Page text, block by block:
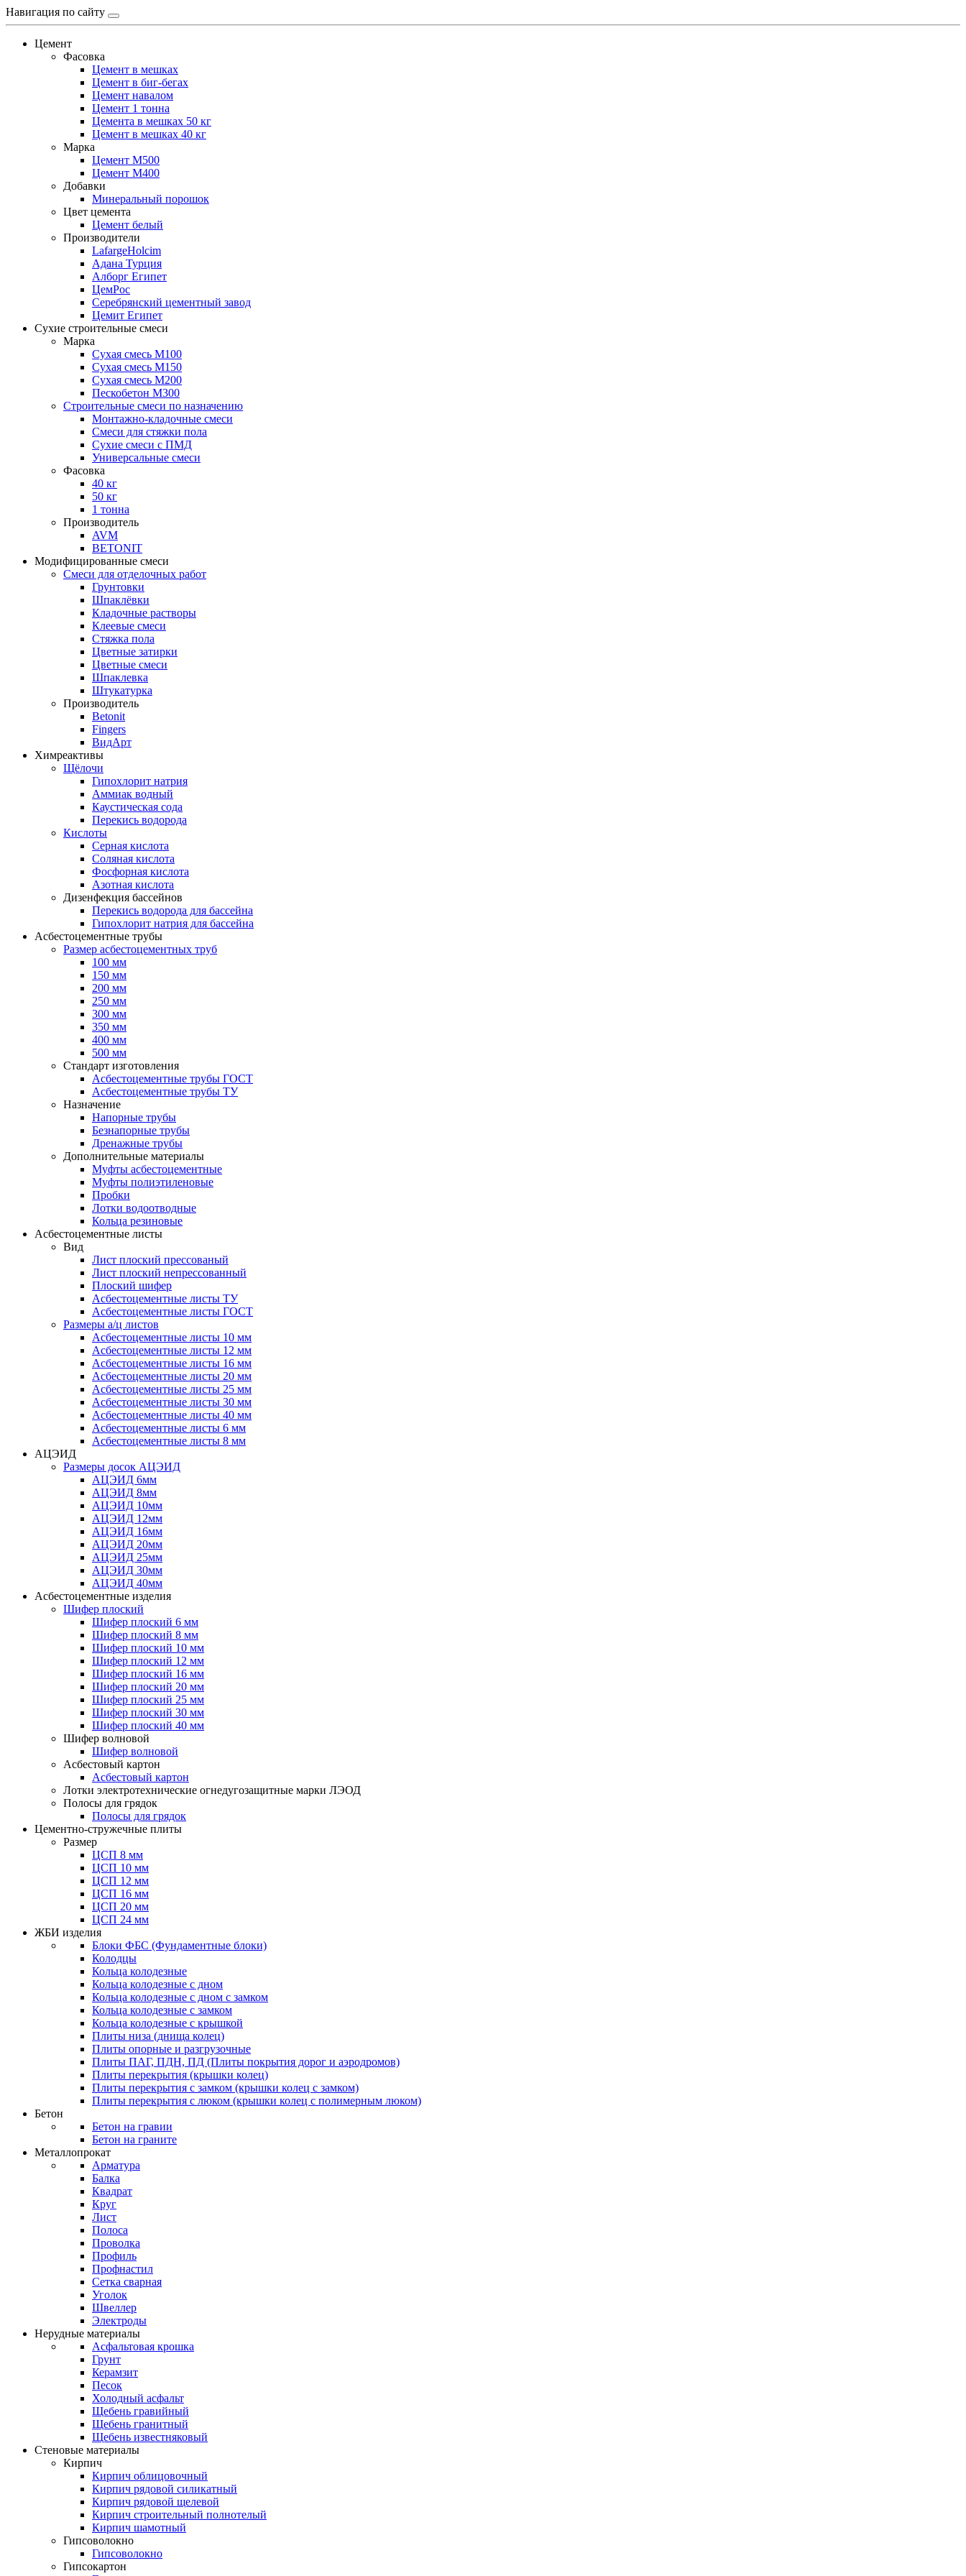
Навигация по сайту
Цемент
Фасовка
Цемент в мешках
Цемент в биг-бегах
Цемент навалом
Цемент 1 тонна
Цемента в мешках 50 кг
Цемент в мешках 40 кг
Марка
Цемент М500
Цемент М400
Добавки
Минеральный порошок
Цвет цемента
Цемент белый
Производители
LafargeHolcim
Адана Турция
Алборг Египет
ЦемРос
Серебрянский цементный завод
Цемит Египет
Сухие строительные смеси
Марка
Сухая смесь М100
Сухая смесь М150
Сухая смесь М200
Пескобетон М300
Строительные смеси по назначению
Монтажно-кладочные смеси
Смеси для стяжки пола
Сухие смеси с ПМД
Универсальные смеси
Фасовка
40 кг
50 кг
1 тонна
Производитель
AVM
BETONIT
Модифицированные смеси
Смеси для отделочных работ
Грунтовки
Шпаклёвки
Кладочные растворы
Клеевые смеси
Стяжка пола
Цветные затирки
Цветные смеси
Шпаклевка
Штукатурка
Производитель
Betonit
Fingers
ВидАрт
Химреактивы
Щёлочи
Гипохлорит натрия
Аммиак водный
Каустическая сода
Перекись водорода
Кислоты
Серная кислота
Соляная кислота
Фосфорная кислота
Азотная кислота
Дизенфекция бассейнов
Перекись водорода для бассейна
Гипохлорит натрия для бассейна
Асбестоцементные трубы
Размер асбестоцементных труб
100 мм
150 мм
200 мм
250 мм
300 мм
350 мм
400 мм
500 мм
Стандарт изготовления
Асбестоцементные трубы ГОСТ
Асбестоцементные трубы ТУ
Назначение
Напорные трубы
Безнапорные трубы
Дренажные трубы
Дополнительные материалы
Муфты асбестоцементные
Муфты полиэтиленовые
Пробки
Лотки водоотводные
Кольца резиновые
Асбестоцементные листы
Вид
Лист плоский прессованый
Лист плоский непрессованный
Плоский шифер
Асбестоцементные листы ТУ
Асбестоцементные листы ГОСТ
Размеры а/ц листов
Асбестоцементные листы 10 мм
Асбестоцементные листы 12 мм
Асбестоцементные листы 16 мм
Асбестоцементные листы 20 мм
Асбестоцементные листы 25 мм
Асбестоцементные листы 30 мм
Асбестоцементные листы 40 мм
Асбестоцементные листы 6 мм
Асбестоцементные листы 8 мм
АЦЭИД
Размеры досок АЦЭИД
АЦЭИД 6мм
АЦЭИД 8мм
АЦЭИД 10мм
АЦЭИД 12мм
АЦЭИД 16мм
АЦЭИД 20мм
АЦЭИД 25мм
АЦЭИД 30мм
АЦЭИД 40мм
Асбестоцементные изделия
Шифер плоский
Шифер плоский 6 мм
Шифер плоский 8 мм
Шифер плоский 10 мм
Шифер плоский 12 мм
Шифер плоский 16 мм
Шифер плоский 20 мм
Шифер плоский 25 мм
Шифер плоский 30 мм
Шифер плоский 40 мм
Шифер волновой
Шифер волновой
Асбестовый картон
Асбестовый картон
Лотки электротехнические огнедугозащитные марки ЛЭОД
Полосы для грядок
Полосы для грядок
Цементно-стружечные плиты
Размер
ЦСП 8 мм
ЦСП 10 мм
ЦСП 12 мм
ЦСП 16 мм
ЦСП 20 мм
ЦСП 24 мм
ЖБИ изделия
Блоки ФБС (Фундаментные блоки)
Колодцы
Кольца колодезные
Кольца колодезные с дном
Кольца колодезные с дном с замком
Кольца колодезные с замком
Кольца колодезные с крышкой
Плиты низа (днища колец)
Плиты опорные и разгрузочные
Плиты ПАГ, ПДН, ПД (Плиты покрытия дорог и аэродромов)
Плиты перекрытия (крышки колец)
Плиты перекрытия с замком (крышки колец с замком)
Плиты перекрытия с люком (крышки колец с полимерным люком)
Бетон
Бетон на гравии
Бетон на граните
Металлопрокат
Арматура
Балка
Квадрат
Круг
Лист
Полоса
Проволка
Профиль
Профнастил
Сетка сварная
Уголок
Швеллер
Электроды
Нерудные материалы
Асфальтовая крошка
Грунт
Керамзит
Песок
Холодный асфальт
Щебень гравийный
Щебень гранитный
Щебень известняковый
Стеновые материалы
Кирпич
Кирпич облицовочный
Кирпич рядовой силикатный
Кирпич рядовой щелевой
Кирпич строительный полнотелый
Кирпич шамотный
Гипсоволокно
Гипсоволокно
Гипсокартон